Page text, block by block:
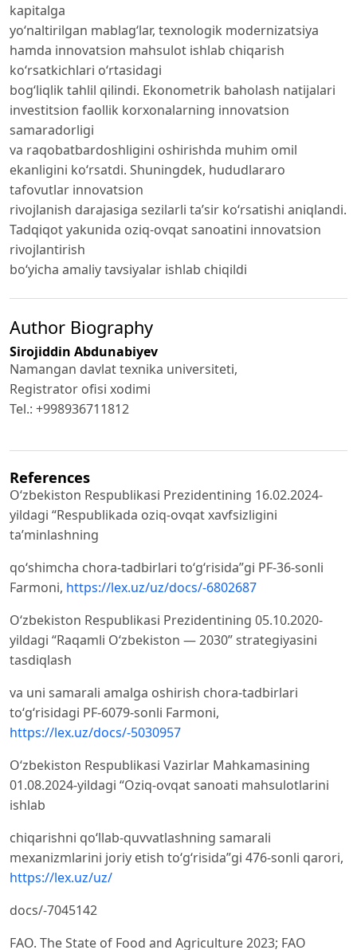
kapitalga
yo‘naltirilgan mablag‘lar, texnologik modernizatsiya
hamda innovatsion mahsulot ishlab chiqarish
ko‘rsatkichlari o‘rtasidagi
bog‘liqlik tahlil qilindi. Ekonometrik baholash natijalari
investitsion faollik korxonalarning innovatsion
samaradorligi
va raqobatbardoshligini oshirishda muhim omil
ekanligini ko‘rsatdi. Shuningdek, hududlararo
tafovutlar innovatsion
rivojlanish darajasiga sezilarli ta’sir ko‘rsatishi aniqlandi.
Tadqiqot yakunida oziq-ovqat sanoatini innovatsion
rivojlantirish
bo‘yicha amaliy tavsiyalar ishlab chiqildi
Author Biography
Sirojiddin Abdunabiyev
Namangan davlat texnika universiteti,
Registrator ofisi xodimi
Tel.: +998936711812
References
Oʻzbekiston Respublikasi Prezidentining 16.02.2024-
yildagi “Respublikada oziq-ovqat xavfsizligini
taʼminlashning
qoʻshimcha chora-tadbirlari toʻgʻrisida”gi PF-36-sonli
Farmoni, https://lex.uz/uz/docs/-6802687
Oʻzbekiston Respublikasi Prezidentining 05.10.2020-
yildagi “Raqamli Oʻzbekiston — 2030” strategiyasini
tasdiqlash
va uni samarali amalga oshirish chora-tadbirlari
toʻgʻrisidagi PF-6079-sonli Farmoni,
https://lex.uz/docs/-5030957
Oʻzbekiston Respublikasi Vazirlar Mahkamasining
01.08.2024-yildagi “Oziq-ovqat sanoati mahsulotlarini
ishlab
chiqarishni qoʻllab-quvvatlashning samarali
mexanizmlarini joriy etish toʻgʻrisida”gi 476-sonli qarori,
https://lex.uz/uz/
docs/-7045142
FAO. The State of Food and Agriculture 2023; FAO